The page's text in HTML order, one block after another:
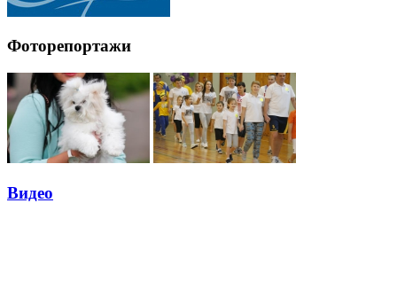
Фоторепортажи
Видео